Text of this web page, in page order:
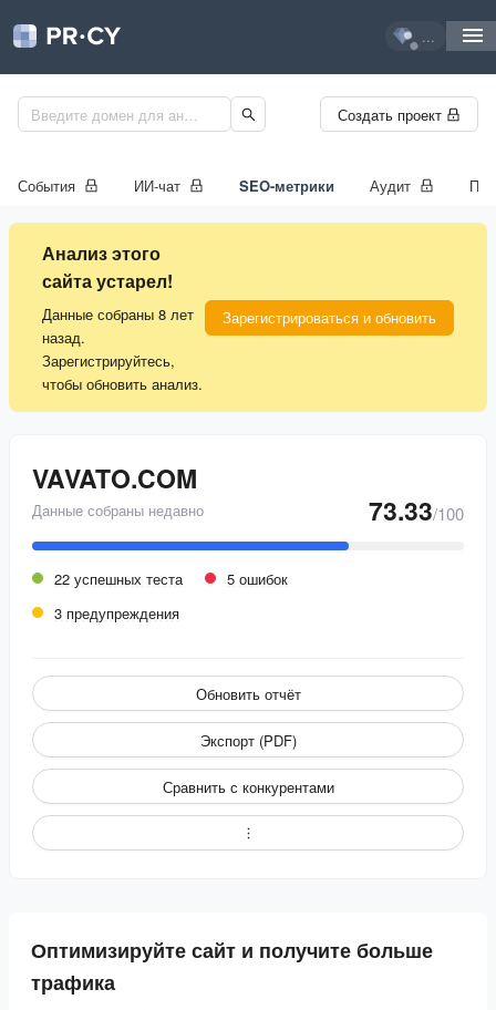
...
Создать проект
События ИИ-чат SEO-метрики Аудит
Анализ этого
сайта устарел!
Данные собраны 8 лет
назад.
Зарегистрируйтесь,
чтобы обновить анализ.
Зарегистрироваться и обновить
VAVATO.COM
Данные собраны недавно 73.33/100
22 успешных теста
5 ошибок
3 предупреждения
Обновить отчёт
Экспорт (PDF)
Сравнить с конкурентами
Оптимизируйте сайт и получите больше
трафика